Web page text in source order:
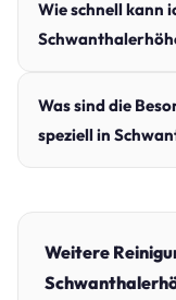
Wie schnell kann
Was sind die
speziell in
Weitere